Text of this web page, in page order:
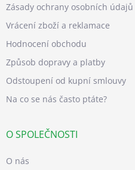
Zásady ochrany osobních údajů
Vrácení zboží a reklamace
Hodnocení obchodu
Způsob dopravy a platby
Odstoupení od kupní smlouvy
Na co se nás často ptáte?
O SPOLEČNOSTI
O nás